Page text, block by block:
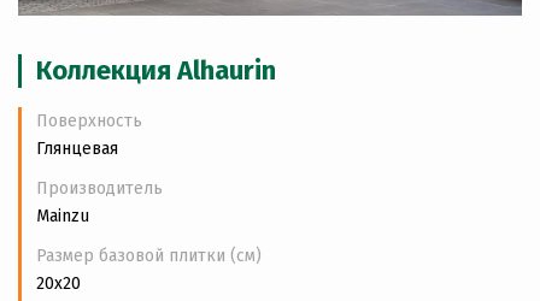
Коллекция Alhaurin
Поверхность
Глянцевая
Производитель
Mainzu
Размер базовой плитки (см)
20x20